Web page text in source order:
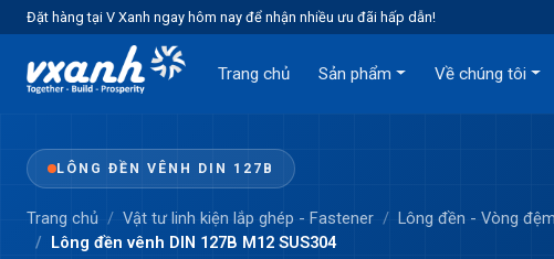
Đặt hàng tại V Xanh ngay hôm nay để nhận nhiều ưu đãi hấp dẫn!
Trang chủ Sản phẩm Về chúng tôi
LÔNG ĐỀN VÊNH DIN 127B
Trang chủ Vật tư linh kiện lắp ghép - Fastener Lông đền - Vòng đệm
Lông đền vênh DIN 127B M12 SUS304